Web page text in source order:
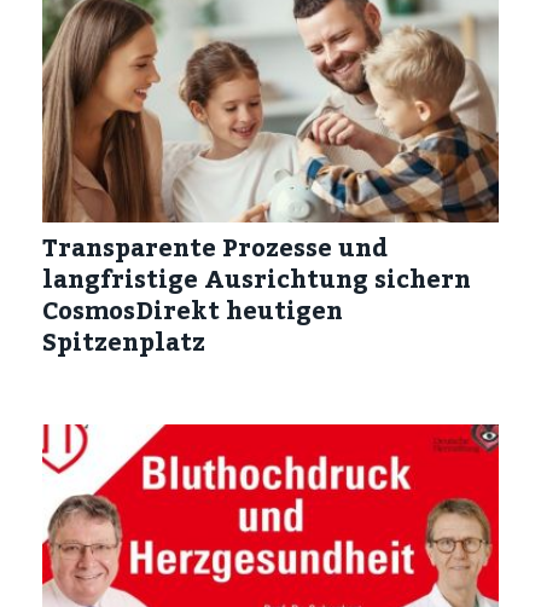
Transparente Prozesse und
langfristige Ausrichtung sichern
CosmosDirekt heutigen
Spitzenplatz